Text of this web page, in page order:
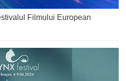
Filmului European